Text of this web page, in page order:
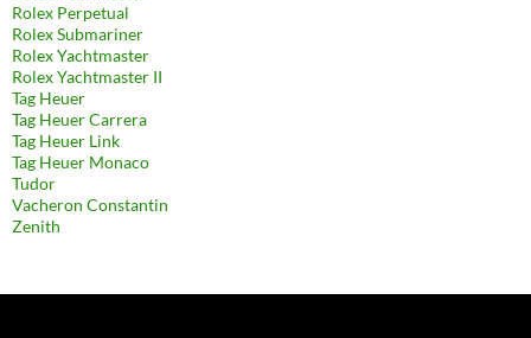
Rolex Perpetual
Rolex Submariner
Rolex Yachtmaster
Rolex Yachtmaster II
Tag Heuer
Tag Heuer Carrera
Tag Heuer Link
Tag Heuer Monaco
Tudor
Vacheron Constantin
Zenith